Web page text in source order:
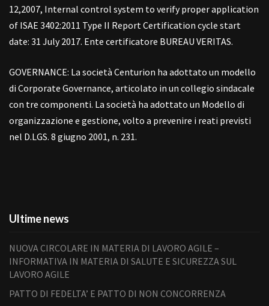
12,2007, Internal control system to verify proper application
of ISAE 3402:2011 Type II Report Certification cycle start
date: 31 July 2017. Ente certificatore BUREAU VERITAS.
GOVERNANCE: La società Centurion ha adottato un modello
di Corporate Governance, articolato in un collegio sindacale
con tre componenti. La società ha adottato un Modello di
organizzazione e gestione, volto a prevenire i reati previsti
nel D.LGS. 8 giugno 2001, n. 231.
Ultime news
NUOVA CIRCOLARE IN MATERIA DI LAVORO AGILE –
INFORMATIVA IN MATERIA DI SALUTE E SICUREZZA SUL
LAVORO AGILE
PATTO DI FEDELTA’ E PATTO DI NON CONCORRENZA